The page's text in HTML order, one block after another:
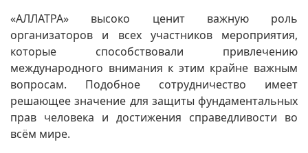
«АЛЛАТРА» высоко ценит важную роль
организаторов и всех участников мероприятия,
которые способствовали привлечению
международного внимания к этим крайне важным
вопросам. Подобное сотрудничество имеет
решающее значение для защиты фундаментальных
прав человека и достижения справедливости во
всём мире.